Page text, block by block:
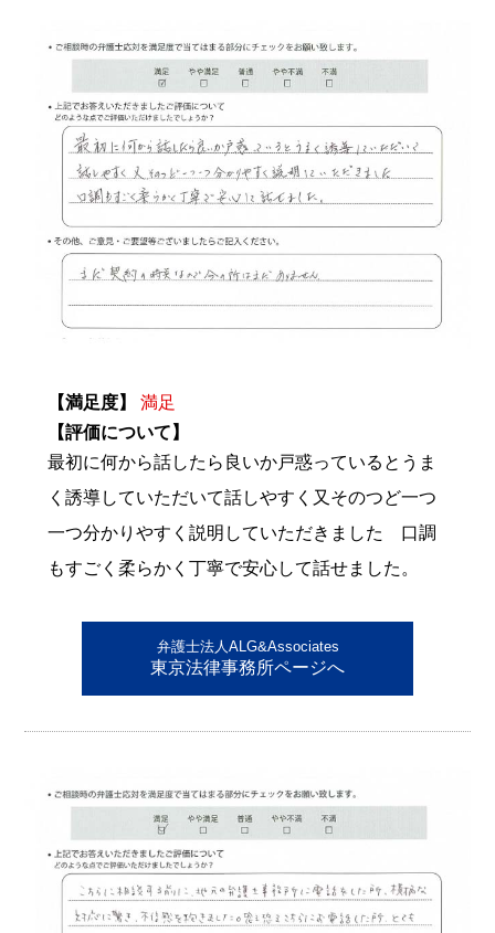
【満足度】
満足
【評価について】
最初に何から話したら良いか戸惑っているとうま
く誘導していただいて話しやすく又そのつど一つ
一つ分かりやすく説明していただきました 口調
もすごく柔らかく丁寧で安心して話せました。
弁護士法人ALG&Associates
東京法律事務所ページへ